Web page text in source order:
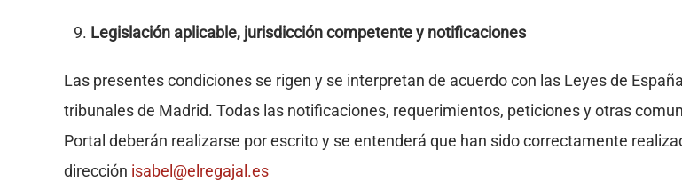
Legislación aplicable, jurisdicción competente y notificaciones
Las presentes condiciones se rigen y se interpretan de acuerdo con las Leyes de
tribunales de Madrid. Todas las notificaciones, requerimientos, peticiones y otras
Portal deberán realizarse por escrito y se entenderá que han sido correctamente
dirección isabel@elregajal.es